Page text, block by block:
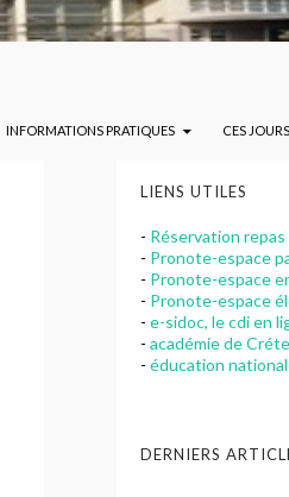
INFORMATIONS PRATIQUES CES
LIENS UTILES
- Réservation repas
- Pronote-espace
- Pronote-espace
- Pronote-espace
- e-sidoc, le cdi en
- académie de
- éducation
DERNIERS